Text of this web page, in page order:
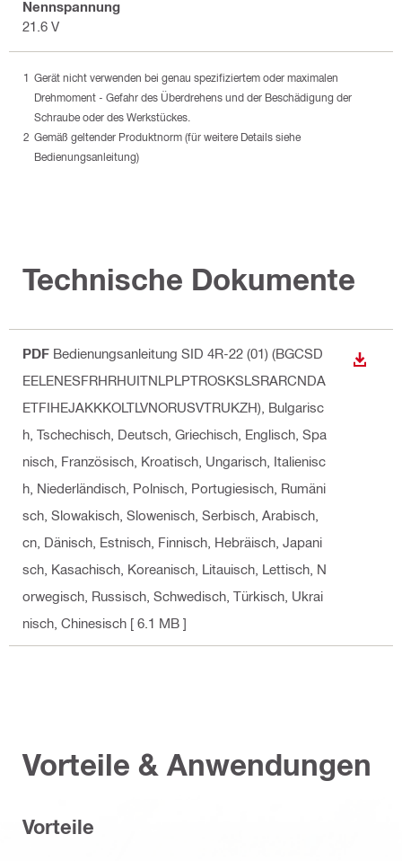
Nennspannung
21.6 V
Gerät nicht verwenden bei genau spezifiziertem oder maximalen
Drehmoment - Gefahr des Überdrehens und der Beschädigung der
Schraube oder des Werkstückes.
Gemäß geltender Produktnorm (für weitere Details siehe
Bedienungsanleitung)
Technische Dokumente
PDF Bedienungsanleitung SID 4R-22 (01) (BGCSD
EELENESFRHRHUITNLPLPTROSKSLSRARCNDA
ETFIHEJAKKKOLTLVNORUSVTRUKZH) , Bulgarisc
h, Tschechisch, Deutsch, Griechisch, Englisch, Spa
nisch, Französisch, Kroatisch, Ungarisch, Italienisc
h, Niederländisch, Polnisch, Portugiesisch, Rumäni
sch, Slowakisch, Slowenisch, Serbisch, Arabisch,
cn, Dänisch, Estnisch, Finnisch, Hebräisch, Japani
sch, Kasachisch, Koreanisch, Litauisch, Lettisch, N
orwegisch, Russisch, Schwedisch, Türkisch, Ukrai
nisch, Chinesisch [ 6.1 MB ]
Vorteile & Anwendungen
Vorteile